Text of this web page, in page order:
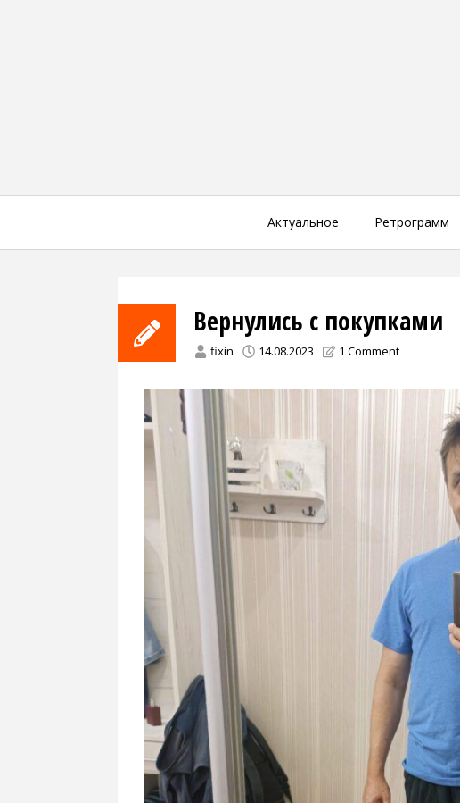
Актуальное Ретрограмм
Вернулись с покупками
fixin 14.08.2023 1 Comment